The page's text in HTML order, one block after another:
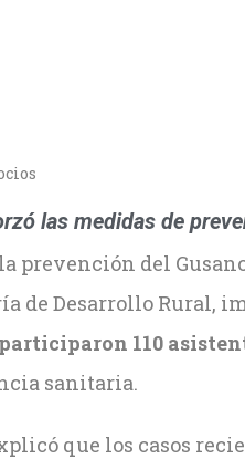
las medidas de
prevención del
de Desarrollo Rural,
participaron 110
sanitaria.
que los casos